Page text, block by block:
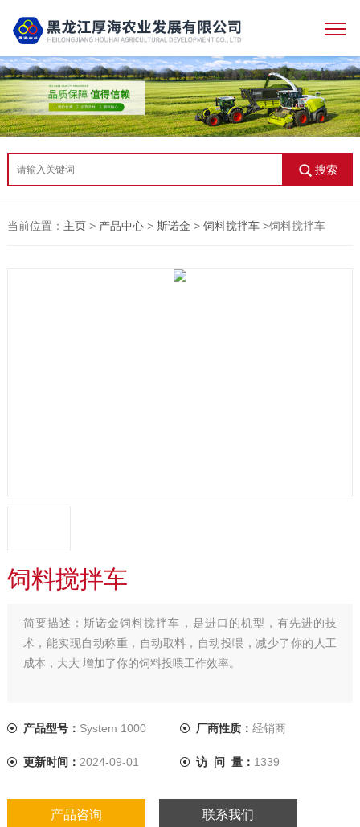
搜索
当前位置： 主页> 产品中心> 斯诺金 > 饲料搅拌车>饲料搅拌车
饲料搅拌车
简要描述：斯诺金饲料搅拌车，是进口的机型，有先进的技
术，能实现自动称重，自动取料，自动投喂，减少了你的人工
成本，大大 增加了你的饲料投喂工作效率。
产品型号： System 1000 厂商性质： 经销商
更新时间： 2024-09-01 访 问 量： 1339
产品咨询 联系我们